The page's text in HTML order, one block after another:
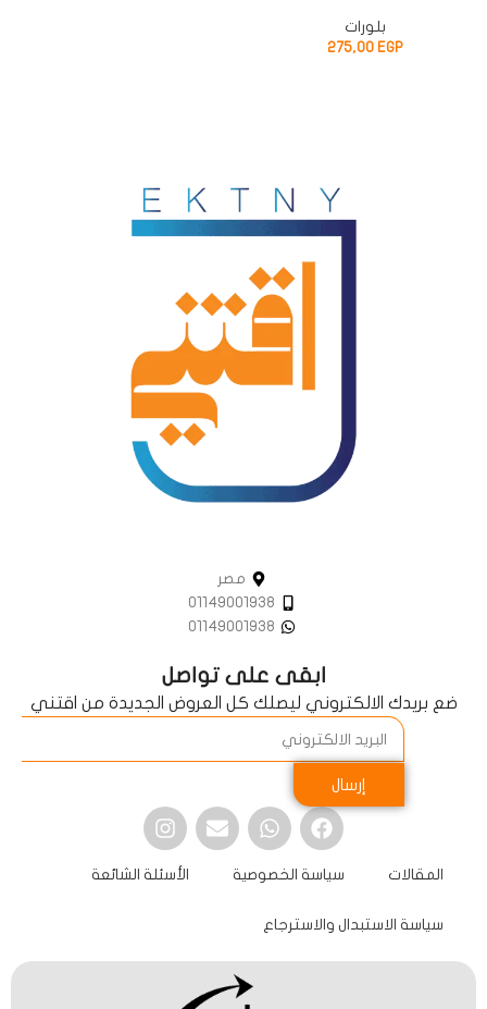
بلورات
275,00 EGP
مصر
01149001938
01149001938
ابقى على تواصل
ضع بريدك الالكتروني ليصلك كل العروض الجديدة من اقتني
إرسال
المقالات سياسة الخصوصية الأسئلة الشائعة
سياسة الاستبدال والاسترجاع